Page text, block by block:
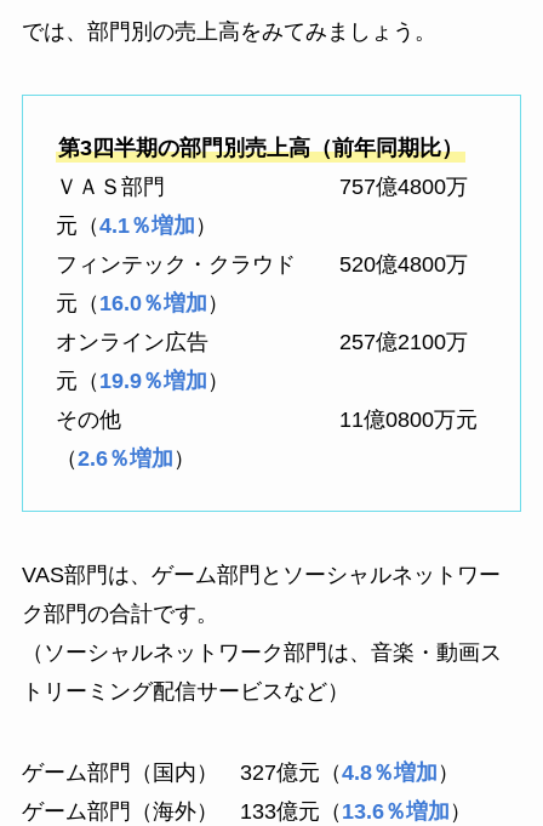
では、部門別の売上高をみてみましょう。
第3四半期の部門別売上高（前年同期比）
ＶＡＳ部門 757億4800万
元（4.1％増加 ）
フィンテック・クラウド 520億4800万
元（ 16.0％増加 ）
オンライン広告 257億2100万
元（ 19.9％増加 ）
その他 11億0800万元
（2.6％増加 ）
VAS部門は、ゲーム部門とソーシャルネットワー
ク部門の合計です。
（ソーシャルネットワーク部門は、音楽・動画ス
トリーミング配信サービスなど）
ゲーム部門（国内） 327億元（4.8％増加 ）
ゲーム部門（海外） 133億元（ 13.6％増加 ）